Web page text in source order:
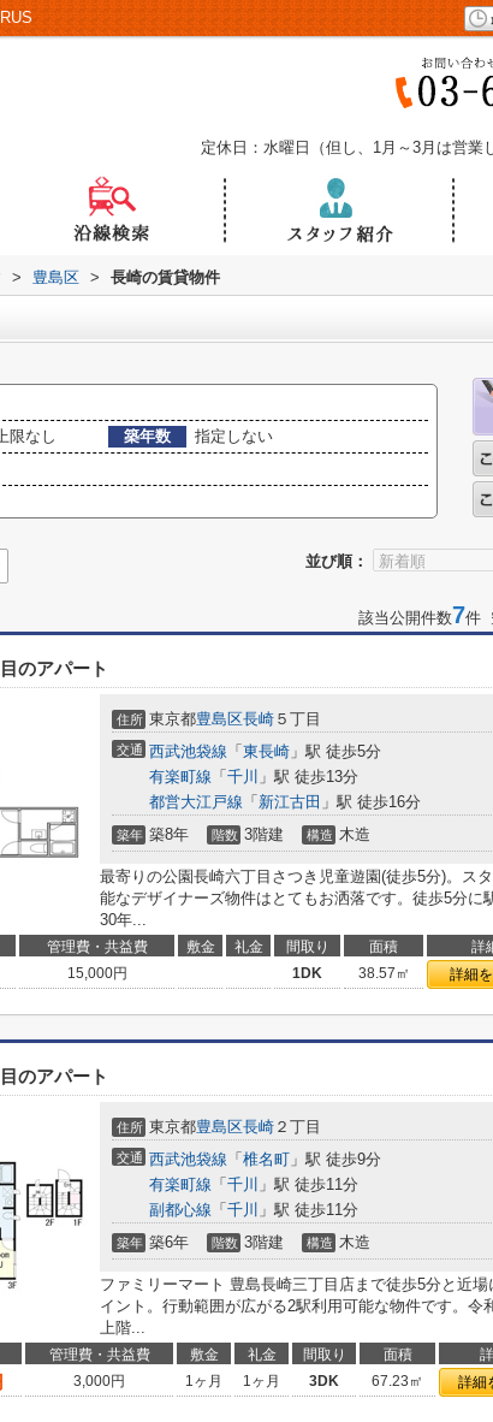
定休日：水曜日（但し、1月～3月は営業
> 豊島区 > 長崎の賃貸物件
限なし 築年数
指定しない
並び順：
該当公開件数7件
のアパート
住所 東京都豊島区長崎 ５丁目
交通 西武池袋線 「 東長崎 」駅 徒歩5分
有楽町線 「 千川 」駅 徒歩13分
都営大江戸線 「 新江古田 」駅 徒歩16分
築年 築8年 階数 3階建 構造 木造
最寄りの公園長崎六丁目さつき児童遊園(徒歩5分)。ス
能なデザイナーズ物件はとてもお洒落です。徒歩5分に
30年...
管理費・共益費 敷金 礼金 間取り 面積 詳
15,000円 1DK 38.57㎡ 詳細
のアパート
住所 東京都豊島区長崎 ２丁目
交通 西武池袋線 「 椎名町 」駅 徒歩9分
有楽町線 「 千川 」駅 徒歩11分
副都心線 「 千川 」駅 徒歩11分
築年 築6年 階数 3階建 構造 木造
ファミリーマート 豊島長崎三丁目店まで徒歩5分と近
イント。行動範囲が広がる2駅利用可能な物件です。令
上階...
管理費・共益費 敷金 礼金 間取り 面積
3,000円 1ヶ月 1ヶ月 3DK 67.23㎡ 詳細